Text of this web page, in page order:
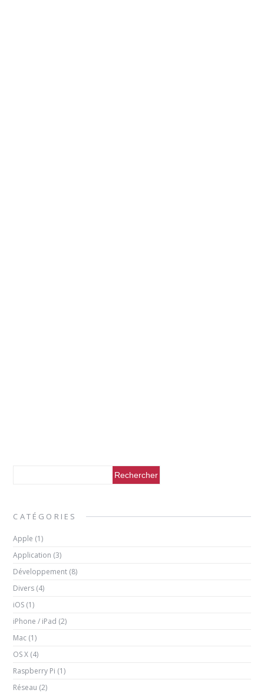
CATÉGORIES
Apple (1)
Application (3)
Développement (8)
Divers (4)
iOS (1)
iPhone / iPad (2)
Mac (1)
OS X (4)
Raspberry Pi (1)
Réseau (2)